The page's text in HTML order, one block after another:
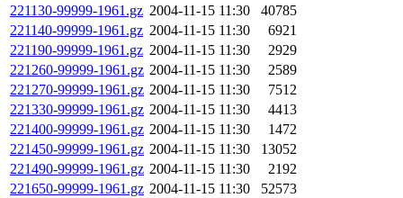
221130-99999-1961.gz 2004-11-15 11:30
40785
221140-99999-1961.gz 2004-11-15 11:30
6921
221190-99999-1961.gz 2004-11-15 11:30
2929
221260-99999-1961.gz 2004-11-15 11:30
2589
221270-99999-1961.gz 2004-11-15 11:30
7512
221330-99999-1961.gz 2004-11-15 11:30
4413
221400-99999-1961.gz 2004-11-15 11:30
1472
221450-99999-1961.gz 2004-11-15 11:30
13052
221490-99999-1961.gz 2004-11-15 11:30
2192
221650-99999-1961.gz 2004-11-15 11:30
52573